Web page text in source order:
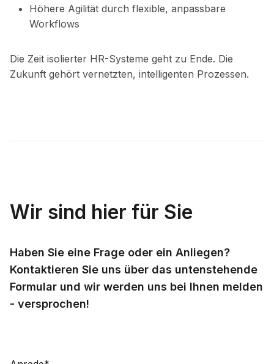
Höhere Agilität durch flexible, anpassbare
Workflows
Die Zeit isolierter HR-Systeme geht zu Ende. Die
Zukunft gehört vernetzten, intelligenten Prozessen.
Wir sind hier für Sie
Haben Sie eine Frage oder ein Anliegen?
Kontaktieren Sie uns über das untenstehende
Formular und wir werden uns bei Ihnen melden
- versprochen!